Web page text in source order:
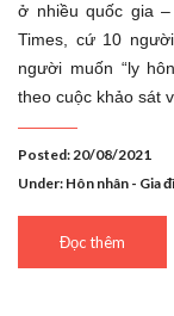
ở nhiều quốc gia
Times, cứ 10
người muốn “ly
theo cuộc khảo sát
Posted: 20/08/2021
Under: Hôn nhân - Gia
Đọc thêm